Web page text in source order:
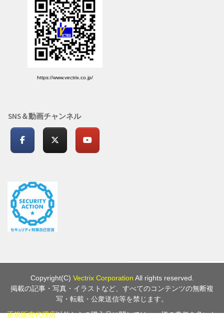
https://www.vectrix.co.jp/
SNS＆動画チャンネル
Copyright(C) Vectrix Corporation All rights reserved.
掲載の記事・写真・イラストなど、すべてのコンテンツの無断複
写・転載・公衆送信等を禁じます。
正規販売代理店以外からの購入品に関しては、一切の責任を負いか